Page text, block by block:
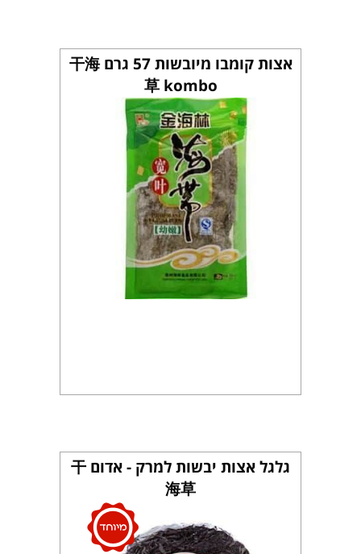
אצות קומבו מיובשות 57 גרם 干海
草 kombo
גלגל אצות יבשות למרק - אדום 干
海草